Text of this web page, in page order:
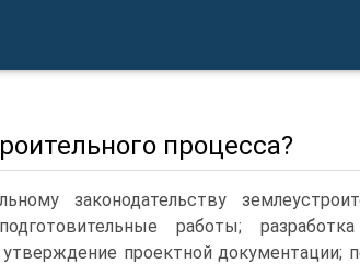
процесса?
законодательству
работы;
проектной документации;